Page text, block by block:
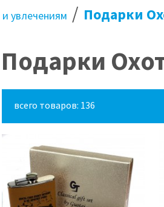
увлечениям / Подарки
Подарки
всего товаров: 136